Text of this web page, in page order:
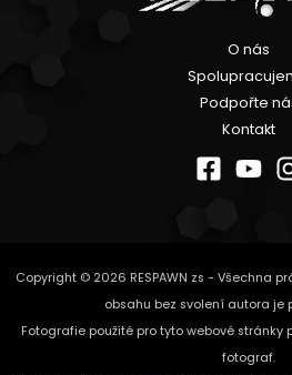
O nás
Podpořte
Kontakt
Copyright © 2026 RESPAWN zs - Všechna
obsahu bez svolení autora je
Fotografie použité pro tyto webové stránky
fotograf.